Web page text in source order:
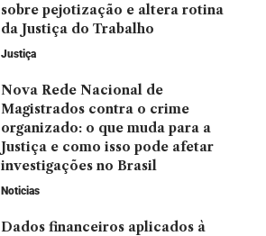
sobre pejotização e altera rotina
da Justiça do Trabalho
Justiça
Nova Rede Nacional de
Magistrados contra o crime
organizado: o que muda para a
Justiça e como isso pode afetar
investigações no Brasil
Noticias
Dados financeiros aplicados à